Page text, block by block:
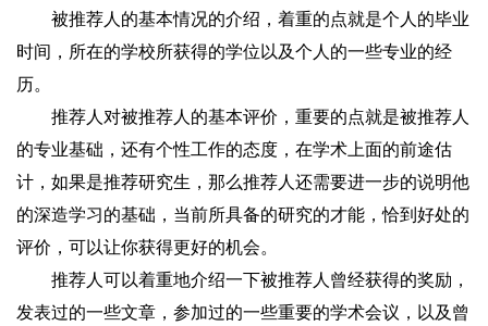
被推荐人的基本情况的介绍，着重的点就是个人的毕业
时间，所在的学校所获得的学位以及个人的一些专业的经
历。
推荐人对被推荐人的基本评价，重要的点就是被推荐人
的专业基础，还有个性工作的态度，在学术上面的前途估
计，如果是推荐研究生，那么推荐人还需要进一步的说明他
的深造学习的基础，当前所具备的研究的才能，恰到好处的
评价，可以让你获得更好的机会。
推荐人可以着重地介绍一下被推荐人曾经获得的奖励，
发表过的一些文章，参加过的一些重要的学术会议，以及曾